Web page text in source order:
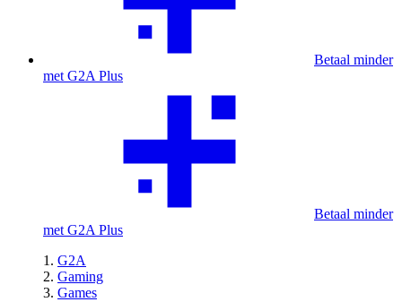
Betaal minder
met G2A Plus
Betaal minder
met G2A Plus
G2A
Gaming
Games